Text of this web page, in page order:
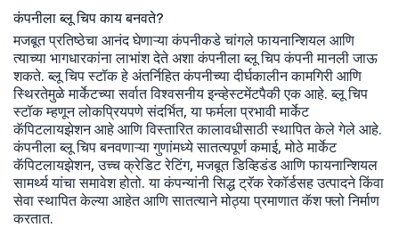
कंपनीला ब्लू चिप काय बनवते?
मजबूत प्रतिष्ठेचा आनंद घेणाऱ्या कंपनीकडे चांगले फायनान्शियल आणि
त्याच्या भागधारकांना लाभांश देते अशा कंपनीला ब्लू चिप कंपनी मानली जाऊ
शकते. ब्लू चिप स्टॉक हे अंतर्निहित कंपनीच्या दीर्घकालीन कामगिरी आणि
स्थिरतेमुळे मार्केटच्या सर्वात विश्वसनीय इन्व्हेस्टमेंटपैकी एक आहे. ब्लू चिप
स्टॉक म्हणून लोकप्रियपणे संदर्भित, या फर्मला प्रभावी मार्केट
कॅपिटलायझेशन आहे आणि विस्तारित कालावधीसाठी स्थापित केले गेले आहे.
कंपनीला ब्लू चिप बनवणाऱ्या गुणांमध्ये सातत्यपूर्ण कमाई, मोठे मार्केट
कॅपिटलायझेशन, उच्च क्रेडिट रेटिंग, मजबूत डिव्हिडंड आणि फायनान्शियल
सामर्थ्य यांचा समावेश होतो. या कंपन्यांनी सिद्ध ट्रॅक रेकॉर्डसह उत्पादने किंवा
सेवा स्थापित केल्या आहेत आणि सातत्याने मोठ्या प्रमाणात कॅश फ्लो निर्माण
करतात.